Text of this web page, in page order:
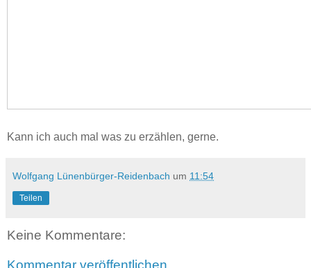
Kann ich auch mal was zu erzählen, gerne.
Wolfgang Lünenbürger-Reidenbach um 11:54
Teilen
Keine Kommentare: